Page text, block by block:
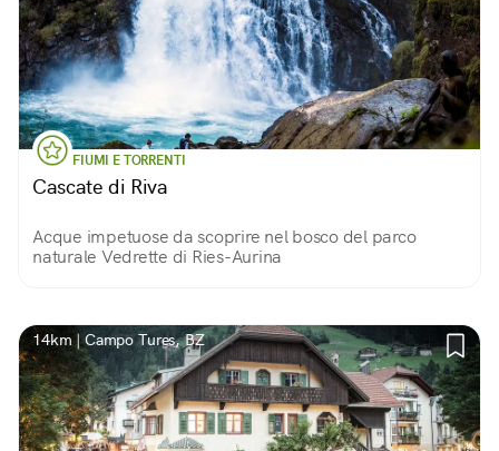
FIUMI E TORRENTI
Cascate di Riva
Acque impetuose da scoprire nel bosco del parco
naturale Vedrette di Ries-Aurina
14km | Campo Tures, BZ